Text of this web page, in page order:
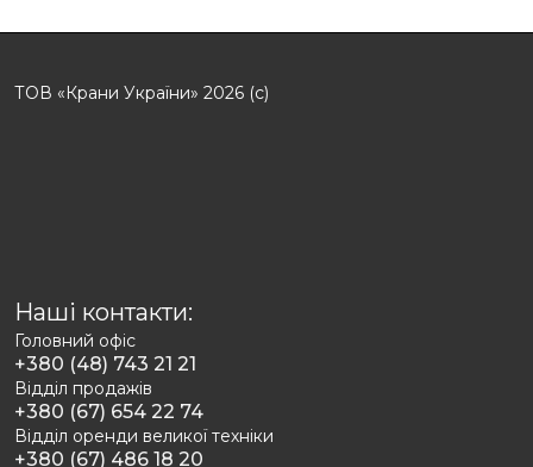
ТОВ «Крани України» 2026 (с)
Наші контакти:
Головний офіс
+380 (48) 743 21 21
Відділ продажів
+380 (67) 654 22 74
Відділ оренди великої техніки
+380 (67) 486 18 20